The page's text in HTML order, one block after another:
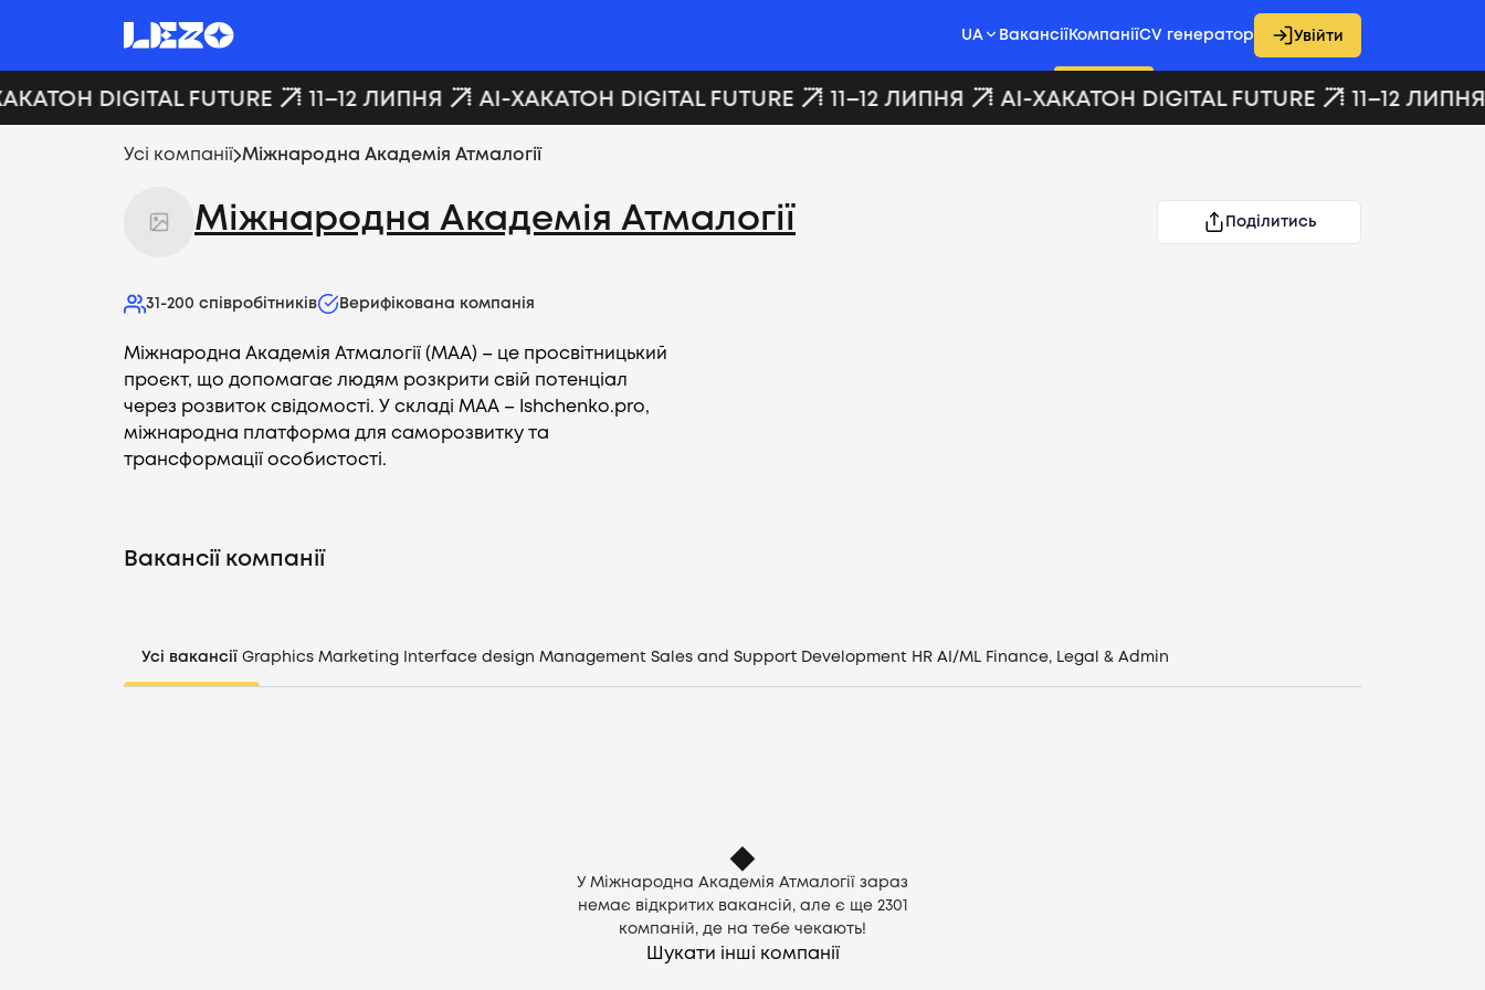
UA Вакансії КомпаніїCV генератор Увійти
DIGITAL FUTURE 11–12 ЛИПНЯ AI-ХАКАТОН DIGITAL FUTURE 11–12 ЛИПНЯ AI-ХАКАТОН DIGITAL FUTURE 11–12 ЛИПНЯ
Усі компанії Міжнародна Академія Атмалогії
Міжнародна Академія Атмалогії Поділитись
31-200 співробітників Верифікована компанія
Міжнародна Академія Атмалогії (МАА) – це просвітницький
проєкт, що допомагає людям розкрити свій потенціал
через розвиток свідомості. У складі МАА – Ishchenko.pro,
міжнародна платформа для саморозвитку та
трансформації особистості.
Вакансії компанії
Усі вакансії Graphics Marketing Interface design Management Sales and Support Development HR AI/ML Finance, Legal & Admin
У Міжнародна Академія Атмалогії зараз
немає відкритих вакансій, але є ще 2301
компаній, де на тебе чекають!
Шукати інші компанії